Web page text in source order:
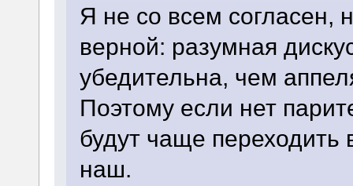
Я не со всем согласен,
верной: разумная
убедительна, чем
Поэтому если нет
будут чаще переходить
наш.